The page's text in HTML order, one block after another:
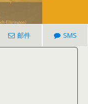
邮件 SMS